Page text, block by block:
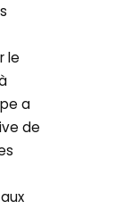
le
a
de